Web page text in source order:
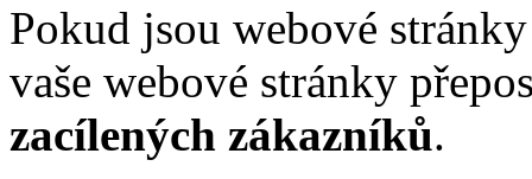
Pokud jsou webové
vaše webové stránky
zacílených zákazníků.